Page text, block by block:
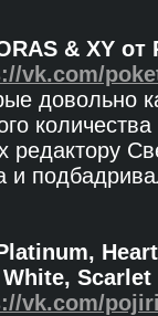
& XY от
vk.com/
довольно
редактору
и
vk.com/